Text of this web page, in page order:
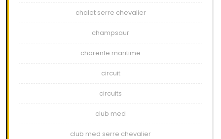
chalet serre chevalier
champsaur
charente maritime
circuit
circuits
club med
club med serre chevalier